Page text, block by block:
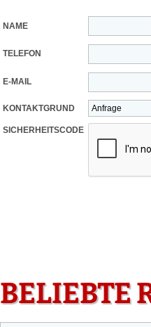
NAME
TELEFON
E-MAIL
KONTAKTGRUND
SICHERHEITSCODE
BELIEBTE